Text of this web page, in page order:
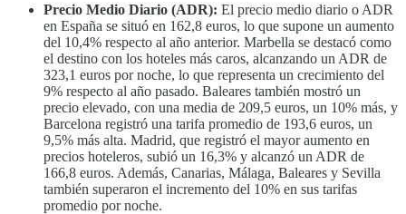
Precio Medio Diario (ADR): El precio medio diario o ADR
en España se situó en 162,8 euros, lo que supone un aumento
del 10,4% respecto al año anterior. Marbella se destacó como
el destino con los hoteles más caros, alcanzando un ADR de
323,1 euros por noche, lo que representa un crecimiento del
9% respecto al año pasado. Baleares también mostró un
precio elevado, con una media de 209,5 euros, un 10% más, y
Barcelona registró una tarifa promedio de 193,6 euros, un
9,5% más alta. Madrid, que registró el mayor aumento en
precios hoteleros, subió un 16,3% y alcanzó un ADR de
166,8 euros. Además, Canarias, Málaga, Baleares y Sevilla
también superaron el incremento del 10% en sus tarifas
promedio por noche.